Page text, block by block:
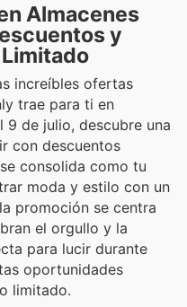
Almacenes
y
increíbles ofertas
trae para ti en
9 de julio, descubre una
con descuentos
consolida como tu
moda y estilo con un
promoción se centra
el orgullo y la
para lucir durante
oportunidades
limitado.